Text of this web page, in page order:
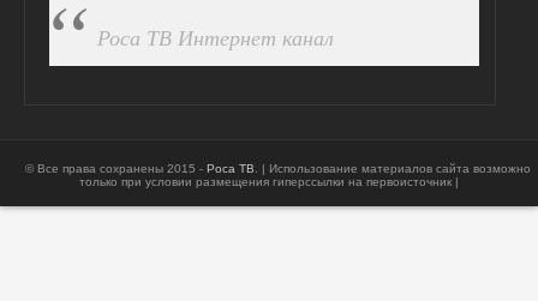
Роса ТВ Интернет канал
© Все права сохранены 2015 - Роса ТВ . | Использование материалов сайта возможно
только при условии размещения гиперссылки на первоисточник |